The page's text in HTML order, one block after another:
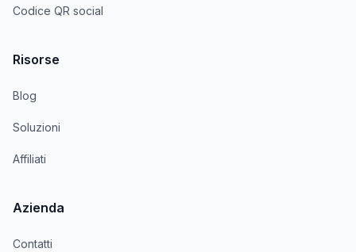
Codice QR social
Risorse
Blog
Soluzioni
Affiliati
Azienda
Contatti